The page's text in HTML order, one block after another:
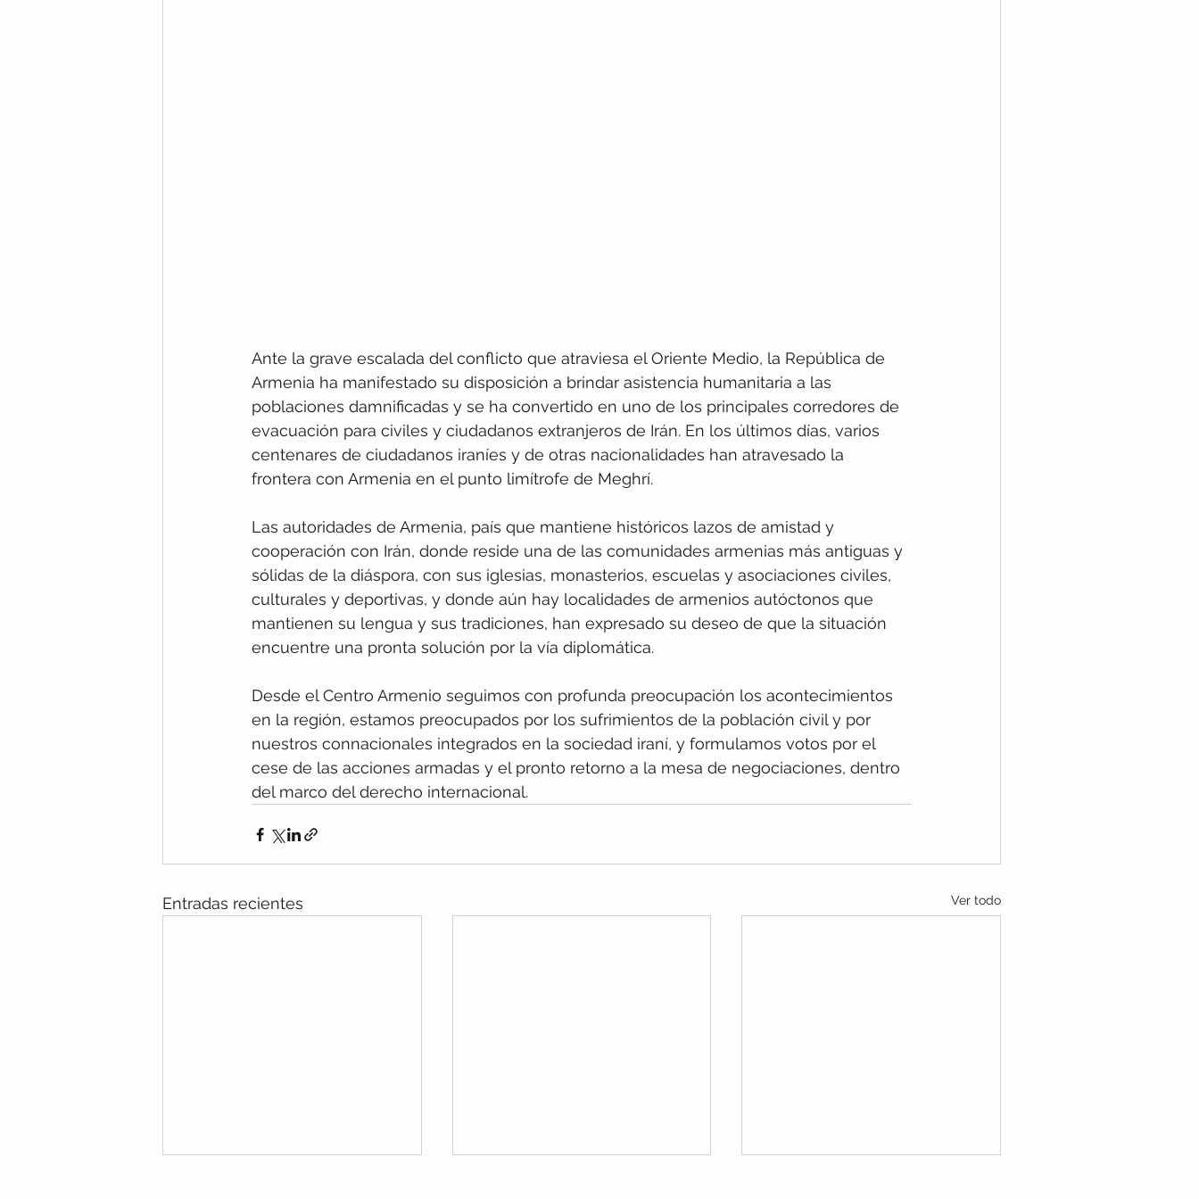
Ante la grave escalada del conflicto que atraviesa el Oriente Medio, la República de
Armenia ha manifestado su disposición a brindar asistencia humanitaria a las
poblaciones damnificadas y se ha convertido en uno de los principales corredores de
evacuación para civiles y ciudadanos extranjeros de Irán. En los últimos días, varios
centenares de ciudadanos iraníes y de otras nacionalidades han atravesado la
frontera con Armenia en el punto limítrofe de Meghrí.
Las autoridades de Armenia, país que mantiene históricos lazos de amistad y
cooperación con Irán, donde reside una de las comunidades armenias más antiguas y
sólidas de la diáspora, con sus iglesias, monasterios, escuelas y asociaciones civiles,
culturales y deportivas, y donde aún hay localidades de armenios autóctonos que
mantienen su lengua y sus tradiciones, han expresado su deseo de que la situación
encuentre una pronta solución por la vía diplomática.
Desde el Centro Armenio seguimos con profunda preocupación los acontecimientos
en la región, estamos preocupados por los sufrimientos de la población civil y por
nuestros connacionales integrados en la sociedad iraní, y formulamos votos por el
cese de las acciones armadas y el pronto retorno a la mesa de negociaciones, dentro
del marco del derecho internacional.
Entradas recientes Ver todo